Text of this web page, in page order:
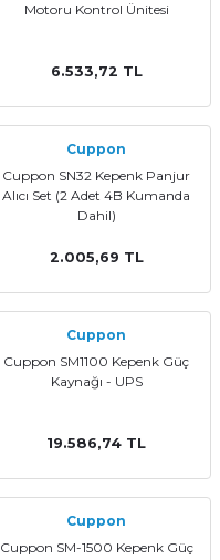
Motoru Kontrol Ünitesi
6.533,72 TL
Cuppon
Cuppon SN32 Kepenk Panjur
Alıcı Set (2 Adet 4B Kumanda
Dahil)
2.005,69 TL
Cuppon
Cuppon SM1100 Kepenk Güç
Kaynağı - UPS
19.586,74 TL
Cuppon
Cuppon SM-1500 Kepenk Güç